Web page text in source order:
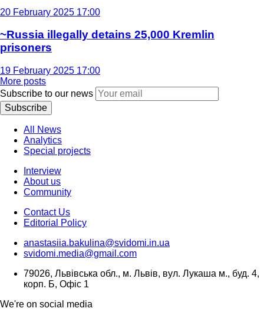
20 February 2025 17:00
~Russia illegally detains 25,000 Kremlin
prisoners
19 February 2025 17:00
More posts
Subscribe to our news
Subscribe
All News
Analytics
Special projects
Interview
About us
Community
Contact Us
Editorial Policy
anastasiia.bakulina@svidomi.in.ua
svidomi.media@gmail.com
79026, Львівська обл., м. Львів, вул. Лукаша м., буд. 4,
корп. Б, Офіс 1
We're on social media